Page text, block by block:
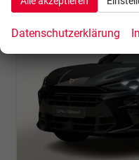
Datenschutzerklärung